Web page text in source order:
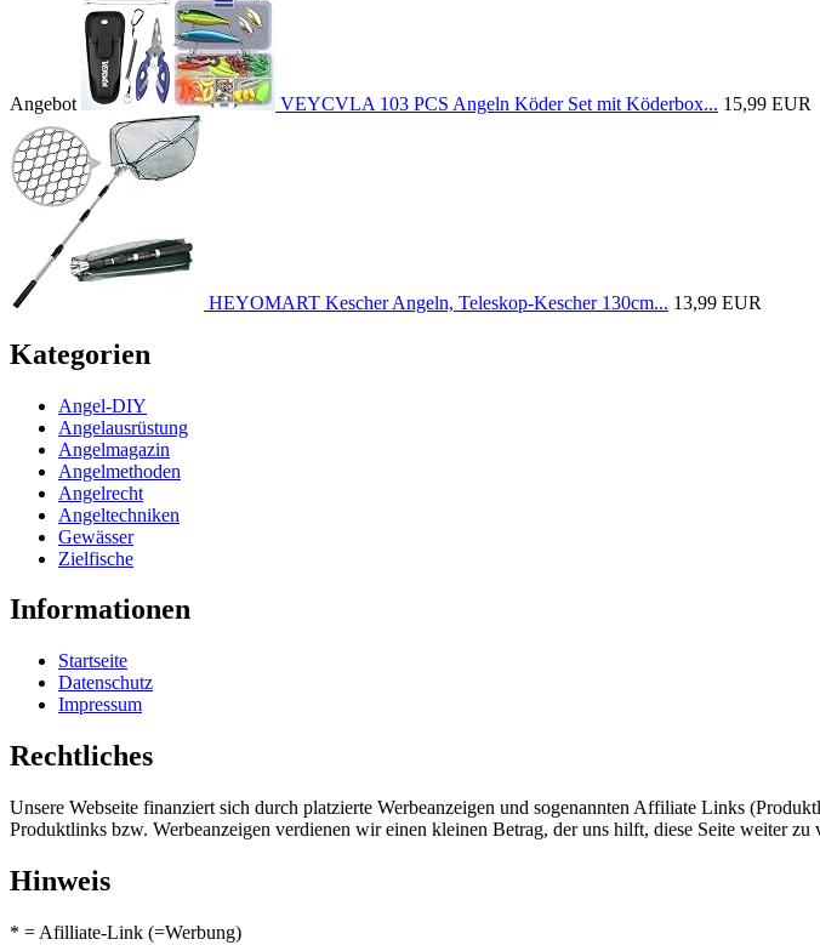
Angebot VEYCVLA 103 PCS Angeln Köder Set mit Köderbox... 15,99 EUR
HEYOMART Kescher Angeln, Teleskop-Kescher 130cm... 13,99 EUR
Kategorien
Angel-DIY
Angelausrüstung
Angelmagazin
Angelmethoden
Angelrecht
Angeltechniken
Gewässer
Zielfische
Informationen
Startseite
Datenschutz
Impressum
Rechtliches
Unsere Webseite finanziert sich durch platzierte Werbeanzeigen und sogenannten Affiliate Links
Produktlinks bzw. Werbeanzeigen verdienen wir einen kleinen Betrag, der uns hilft, diese Seite weiter zu
Hinweis
* = Afilliate-Link (=Werbung)